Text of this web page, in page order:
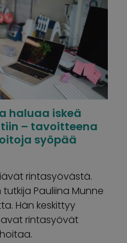
haluaa iskeä
– tavoitteena
syöpää
rintasyövästä.
Pauliina Munne
Hän keskittyy
rintasyövät